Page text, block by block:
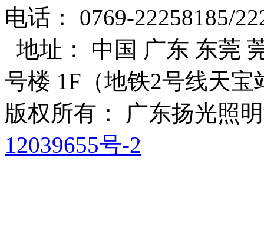
电话： 0769-22258185/
地址： 中国 广东 东莞
号楼 1F（地铁2号线天宝
版权所有： 广东扬光照
12039655号-2